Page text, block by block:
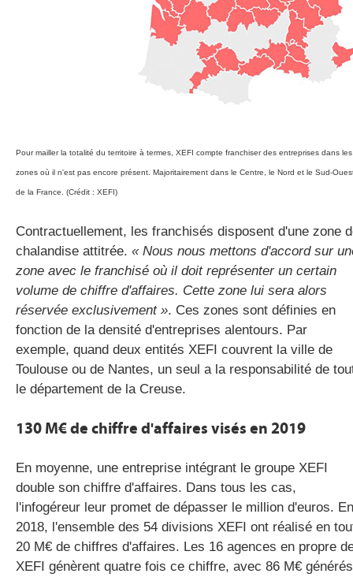
Pour mailler la totalité du territoire à termes, XEFI compte franchiser des entreprises dans les
zones où il n'est pas encore présent. Majoritairement dans le Centre, le Nord et le Sud-
de la France. (Crédit : XEFI)
Contractuellement, les franchisés disposent d'une zone
chalandise attitrée. « Nous nous mettons d'accord sur
zone avec le franchisé où il doit représenter un certain
volume de chiffre d'affaires. Cette zone lui sera alors
réservée exclusivement ». Ces zones sont définies en
fonction de la densité d'entreprises alentours. Par
exemple, quand deux entités XEFI couvrent la ville de
Toulouse ou de Nantes, un seul a la responsabilité de
le département de la Creuse.
130 M€ de chiffre d'affaires visés en 2019
En moyenne, une entreprise intégrant le groupe XEFI
double son chiffre d'affaires. Dans tous les cas,
l'infogéreur leur promet de dépasser le million d'euros. En
2018, l'ensemble des 54 divisions XEFI ont réalisé en
20 M€ de chiffres d'affaires. Les 16 agences en propre
XEFI génèrent quatre fois ce chiffre, avec 86 M€ générés